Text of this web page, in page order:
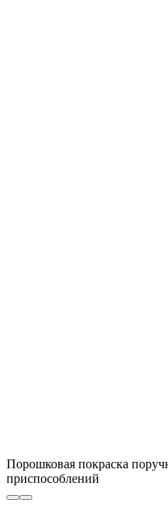
Порошковая покраска
приспособлений